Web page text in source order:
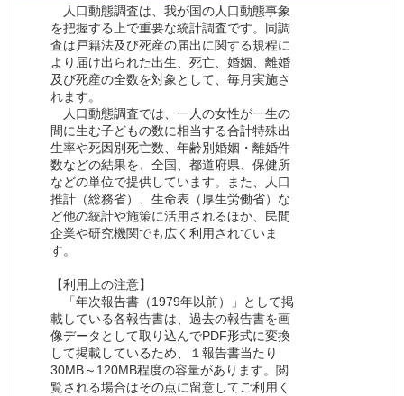
人口動態調査は、我が国の人口動態事象
を把握する上で重要な統計調査です。同調
査は戸籍法及び死産の届出に関する規程に
より届け出られた出生、死亡、婚姻、離婚
及び死産の全数を対象として、毎月実施さ
れます。
人口動態調査では、一人の女性が一生の
間に生む子どもの数に相当する合計特殊出
生率や死因別死亡数、年齢別婚姻・離婚件
数などの結果を、全国、都道府県、保健所
などの単位で提供しています。また、人口
推計（総務省）、生命表（厚生労働省）な
ど他の統計や施策に活用されるほか、民間
企業や研究機関でも広く利用されていま
す。
【利用上の注意】
「年次報告書（1979年以前）」として掲
載している各報告書は、過去の報告書を画
像データとして取り込んでPDF形式に変換
して掲載しているため、１報告書当たり
30MB～120MB程度の容量があります。閲
覧される場合はその点に留意してご利用く